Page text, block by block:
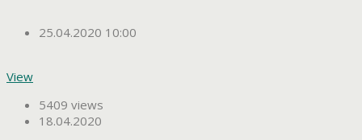
25.04.2020 10:00
View
5409 views
18.04.2020